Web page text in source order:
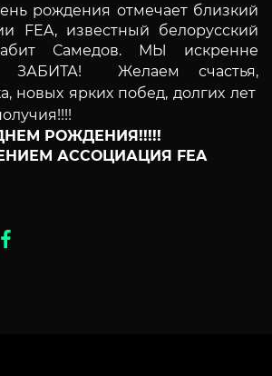
рождения отмечает близкий
FEA, известный белорусский
Самедов. МЫ искренне
ЗАБИТА! Желаем счастья,
новых ярких побед, долгих лет
РОЖДЕНИЯ!!!!!
АССОЦИАЦИЯ FEA